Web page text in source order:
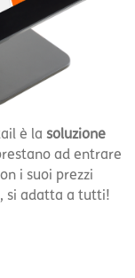
è la soluzione
ad entrare
i suoi prezzi
si adatta a tutti!